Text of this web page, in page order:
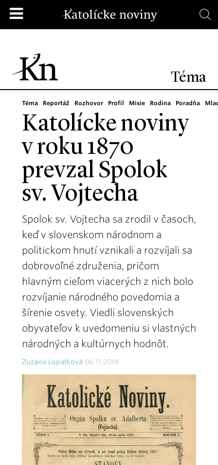
Téma
Téma Reportáž Rozhovor Profil Misie Rodina Poradňa
Katolícke noviny
v roku 1870
prevzal Spolok
sv. Vojtecha
Spolok sv. Vojtecha sa zrodil v časoch,
keď v slovenskom národnom a
politickom hnutí vznikali a rozvíjali sa
dobrovoľné združenia, pričom
hlavným cieľom viacerých z nich bolo
rozvíjanie národného povedomia a
šírenie osvety. Viedli slovenských
obyvateľov k uvedomeniu si vlastných
národných a kultúrnych hodnôt.
Zuzana Lopatková 06.11.2019